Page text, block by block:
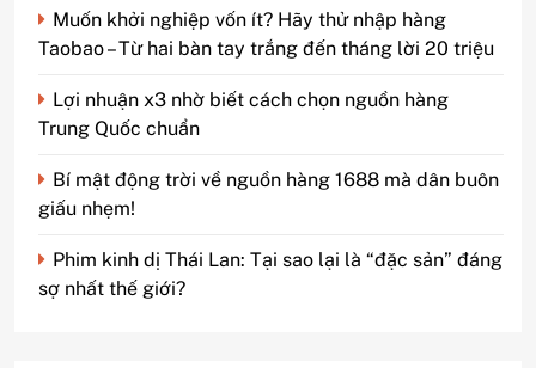
Muốn khởi nghiệp vốn ít? Hãy thử nhập hàng
Taobao – Từ hai bàn tay trắng đến tháng lời 20 triệu
Lợi nhuận x3 nhờ biết cách chọn nguồn hàng
Trung Quốc chuẩn
Bí mật động trời về nguồn hàng 1688 mà dân buôn
giấu nhẹm!
Phim kinh dị Thái Lan: Tại sao lại là “đặc sản” đáng
sợ nhất thế giới?